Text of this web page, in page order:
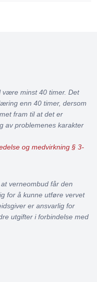
minst 40 timer. Det
enn 40 timer, dersom
fram til at det er
av problemenes karakter
og medvirkning § 3-
verneombud får den
for å kunne utføre vervet
er ansvarlig for
utgifter i forbindelse med